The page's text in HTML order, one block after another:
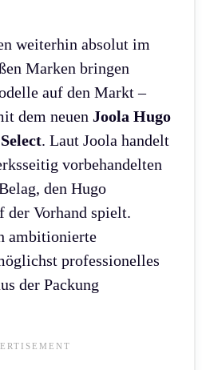
weiterhin absolut im
Marken bringen
auf den Markt –
dem neuen Joola Hugo
. Laut Joola handelt
vorbehandelten
den Hugo
der Vorhand spielt.
ambitionierte
professionelles
der Packung